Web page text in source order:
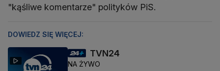
"kąśliwe komentarze" polityków PiS.
DOWIEDZ SIĘ WIĘCEJ:
TVN24
NA ŻYWO